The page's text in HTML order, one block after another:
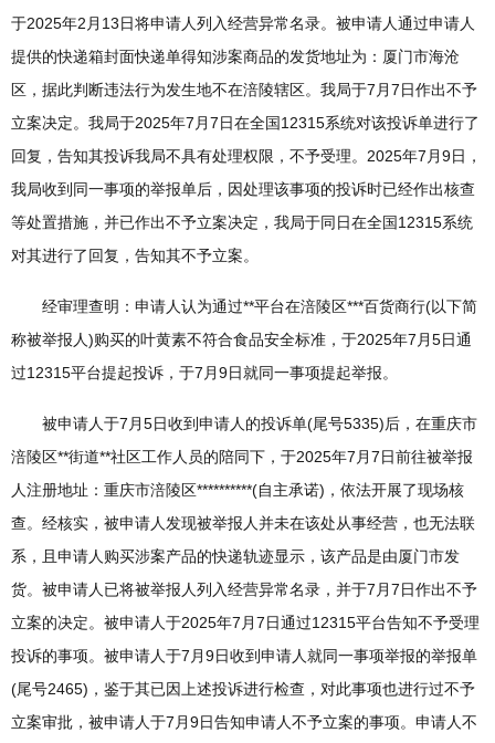
于2025年2月13日将申请人列入经营异常名录。被申请人通过申请人
提供的快递箱封面快递单得知涉案商品的发货地址为：厦门市海沧
区，据此判断违法行为发生地不在涪陵辖区。我局于7月7日作出不予
立案决定。我局于2025年7月7日在全国12315系统对该投诉单进行了
回复，告知其投诉我局不具有处理权限，不予受理。2025年7月9日，
我局收到同一事项的举报单后，因处理该事项的投诉时已经作出核查
等处置措施，并已作出不予立案决定，我局于同日在全国12315系统
对其进行了回复，告知其不予立案。
经审理查明：申请人认为通过**平台在涪陵区***百货商行(以下简
称被举报人)购买的叶黄素不符合食品安全标准，于2025年7月5日通
过12315平台提起投诉，于7月9日就同一事项提起举报。
被申请人于7月5日收到申请人的投诉单(尾号5335)后，在重庆市
涪陵区**街道**社区工作人员的陪同下，于2025年7月7日前往被举报
人注册地址：重庆市涪陵区**********(自主承诺)，依法开展了现场核
查。经核实，被申请人发现被举报人并未在该处从事经营，也无法联
系，且申请人购买涉案产品的快递轨迹显示，该产品是由厦门市发
货。被申请人已将被举报人列入经营异常名录，并于7月7日作出不予
立案的决定。被申请人于2025年7月7日通过12315平台告知不予受理
投诉的事项。被申请人于7月9日收到申请人就同一事项举报的举报单
(尾号2465)，鉴于其已因上述投诉进行检查，对此事项也进行过不予
立案审批，被申请人于7月9日告知申请人不予立案的事项。申请人不